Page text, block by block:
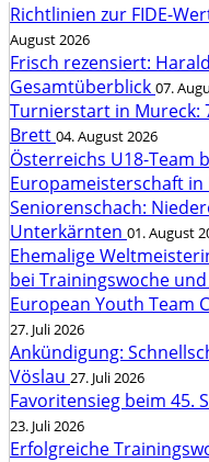
Richtlinien zur FIDE-
August 2026
Frisch rezensiert:
Gesamtüberblick 07.
Turnierstart in Mureck:
Brett 04. August 2026
Österreichs U18-Team
Europameisterschaft in
Seniorenschach:
Unterkärnten 01. August
Ehemalige
bei Trainingswoche
European Youth Team
27. Juli 2026
Ankündigung:
Vöslau 27. Juli 2026
Favoritensieg beim 45.
23. Juli 2026
Erfolgreiche